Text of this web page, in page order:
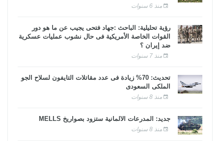
منذ 6 سنوات
رؤية تحليلية: الباحث :جهاد فتحى يجيب عن ما هو دور
القوات الخاصة الأمريكية فى حال نشوب عمليات عسكرية
ضد إيران ؟
منذ 7 سنوات
تحديث: 70% زيادة فى عدد مقاتلات التايفون لسلاح الجو
الملكى السعودى
منذ 8 سنوات
جديد: المدرعات الألمانية ستزود بصواريخ MELLS
منذ 8 سنوات